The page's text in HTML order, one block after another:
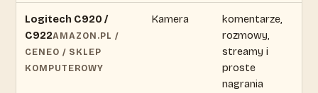
Logitech C920 /
C922AMAZON.PL /
CENEO / SKLEP
KOMPUTEROWY
Kamera
komentarze,
rozmowy,
streamy i
proste
nagrania